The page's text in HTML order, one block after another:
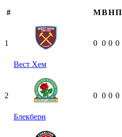
#
МВНП
1
Вест Хем
0 0 0 0
2
Блекберн
0 0 0 0